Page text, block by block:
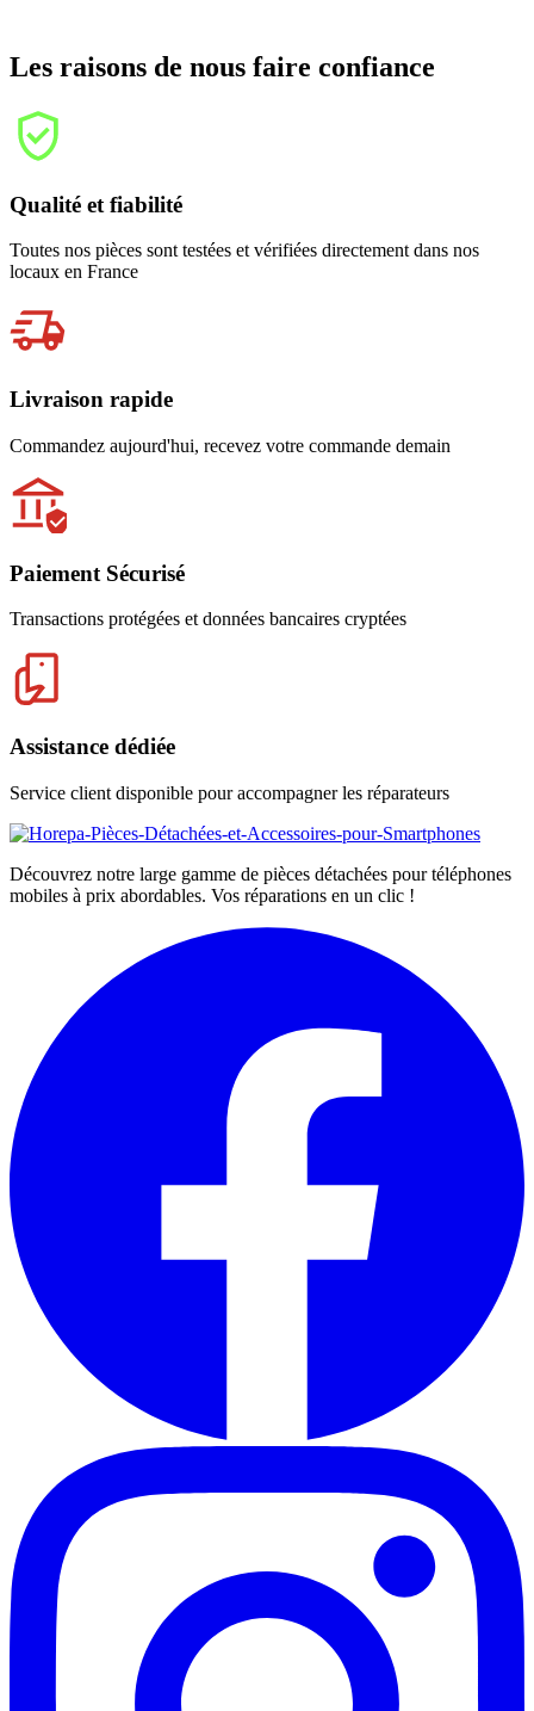
Les raisons de nous faire confiance
Qualité et fiabilité
Toutes nos pièces sont testées et vérifiées directement dans nos
locaux en France
Livraison rapide
Commandez aujourd'hui, recevez votre commande demain
Paiement Sécurisé
Transactions protégées et données bancaires cryptées
Assistance dédiée
Service client disponible pour accompagner les réparateurs
Découvrez notre large gamme de pièces détachées pour téléphones
mobiles à prix abordables. Vos réparations en un clic !